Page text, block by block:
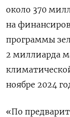
около 370
на
программы
2 миллиарда
ноябре 2024
«По